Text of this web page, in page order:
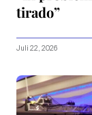
tirado”
Juli 22, 2026